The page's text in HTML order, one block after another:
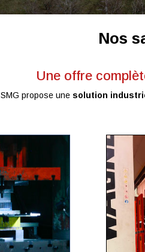
Nos
Une offre
SMG propose une solution